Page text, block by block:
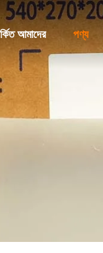
সম্পর্কিত আমাদের পণ্য